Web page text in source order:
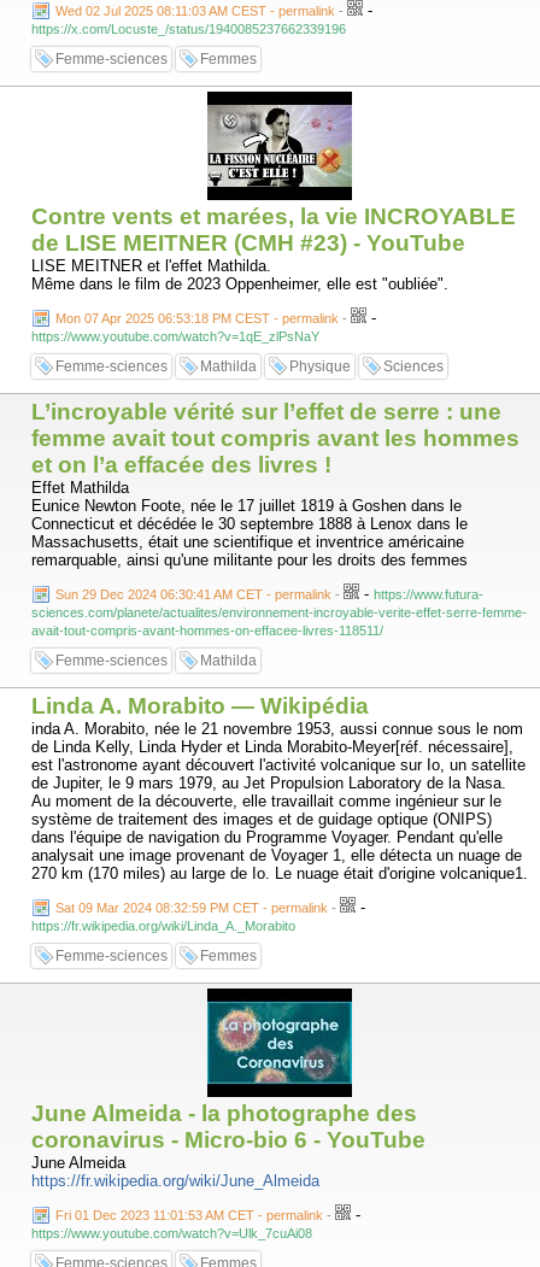
Wed 02 Jul 2025 08:11:03 AM CEST - permalink - -
https://x.com/Locuste_/status/1940085237662339196
Femme-sciences Femmes
Contre vents et marées, la vie INCROYABLE
de LISE MEITNER (CMH #23) - YouTube
LISE MEITNER et l'effet Mathilda.
Même dans le film de 2023 Oppenheimer, elle est "oubliée".
Mon 07 Apr 2025 06:53:18 PM CEST - permalink - -
https://www.youtube.com/watch?v=1qE_zlPsNaY
Femme-sciences Mathilda Physique Sciences
L’incroyable vérité sur l’effet de serre : une
femme avait tout compris avant les hommes
et on l’a effacée des livres !
Effet Mathilda
Eunice Newton Foote, née le 17 juillet 1819 à Goshen dans le
Connecticut et décédée le 30 septembre 1888 à Lenox dans le
Massachusetts, était une scientifique et inventrice américaine
remarquable, ainsi qu'une militante pour les droits des femmes
Sun 29 Dec 2024 06:30:41 AM CET - permalink - - https://www.futura-
sciences.com/planete/actualites/environnement-incroyable-verite-effet-serre-femme-
avait-tout-compris-avant-hommes-on-effacee-livres-118511/
Femme-sciences Mathilda
Linda A. Morabito — Wikipédia
inda A. Morabito, née le 21 novembre 1953, aussi connue sous le nom
de Linda Kelly, Linda Hyder et Linda Morabito-Meyer[réf. nécessaire],
est l'astronome ayant découvert l'activité volcanique sur Io, un satellite
de Jupiter, le 9 mars 1979, au Jet Propulsion Laboratory de la Nasa.
Au moment de la découverte, elle travaillait comme ingénieur sur le
système de traitement des images et de guidage optique (ONIPS)
dans l'équipe de navigation du Programme Voyager. Pendant qu'elle
analysait une image provenant de Voyager 1, elle détecta un nuage de
270 km (170 miles) au large de Io. Le nuage était d'origine volcanique1.
Sat 09 Mar 2024 08:32:59 PM CET - permalink - -
https://fr.wikipedia.org/wiki/Linda_A._Morabito
Femme-sciences Femmes
June Almeida - la photographe des
coronavirus - Micro-bio 6 - YouTube
June Almeida
https://fr.wikipedia.org/wiki/June_Almeida
Fri 01 Dec 2023 11:01:53 AM CET - permalink - -
https://www.youtube.com/watch?v=Ulk_7cuAi08
Femme-sciences Femmes